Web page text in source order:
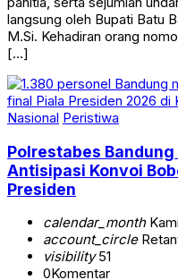
langsung oleh Bupati Batu
M.Si. Kehadiran orang
[…]
Nasional Peristiwa
Polrestabes
Antisipasi Konvoi
Presiden
calendar_month
account_circle
visibility51
0Komentar